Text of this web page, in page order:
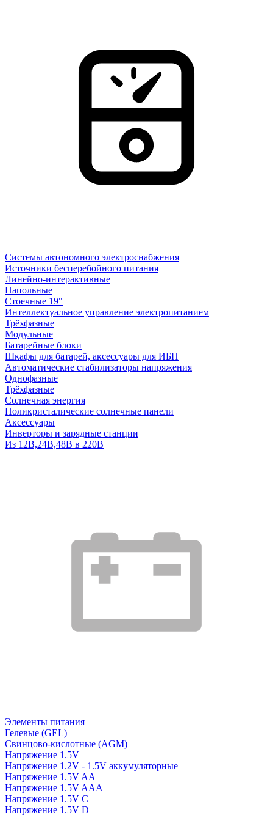
Системы автономного электроснабжения
Источники бесперебойного питания
Линейно-интерактивные
Напольные
Стоечные 19"
Интеллектуальное управление электропитанием
Трёхфазные
Модульные
Батарейные блоки
Шкафы для батарей, аксессуары для ИБП
Автоматические стабилизаторы напряжения
Однофазные
Трёхфазные
Солнечная энергия
Поликристалические солнечные панели
Аксессуары
Инверторы и зарядные станции
Из 12В,24В,48В в 220В
Элементы питания
Гелевые (GEL)
Свинцово-кислотные (AGM)
Напряжение 1.5V
Напряжение 1.2V - 1.5V аккумуляторные
Напряжение 1.5V AA
Напряжение 1.5V AAA
Напряжение 1.5V C
Напряжение 1.5V D